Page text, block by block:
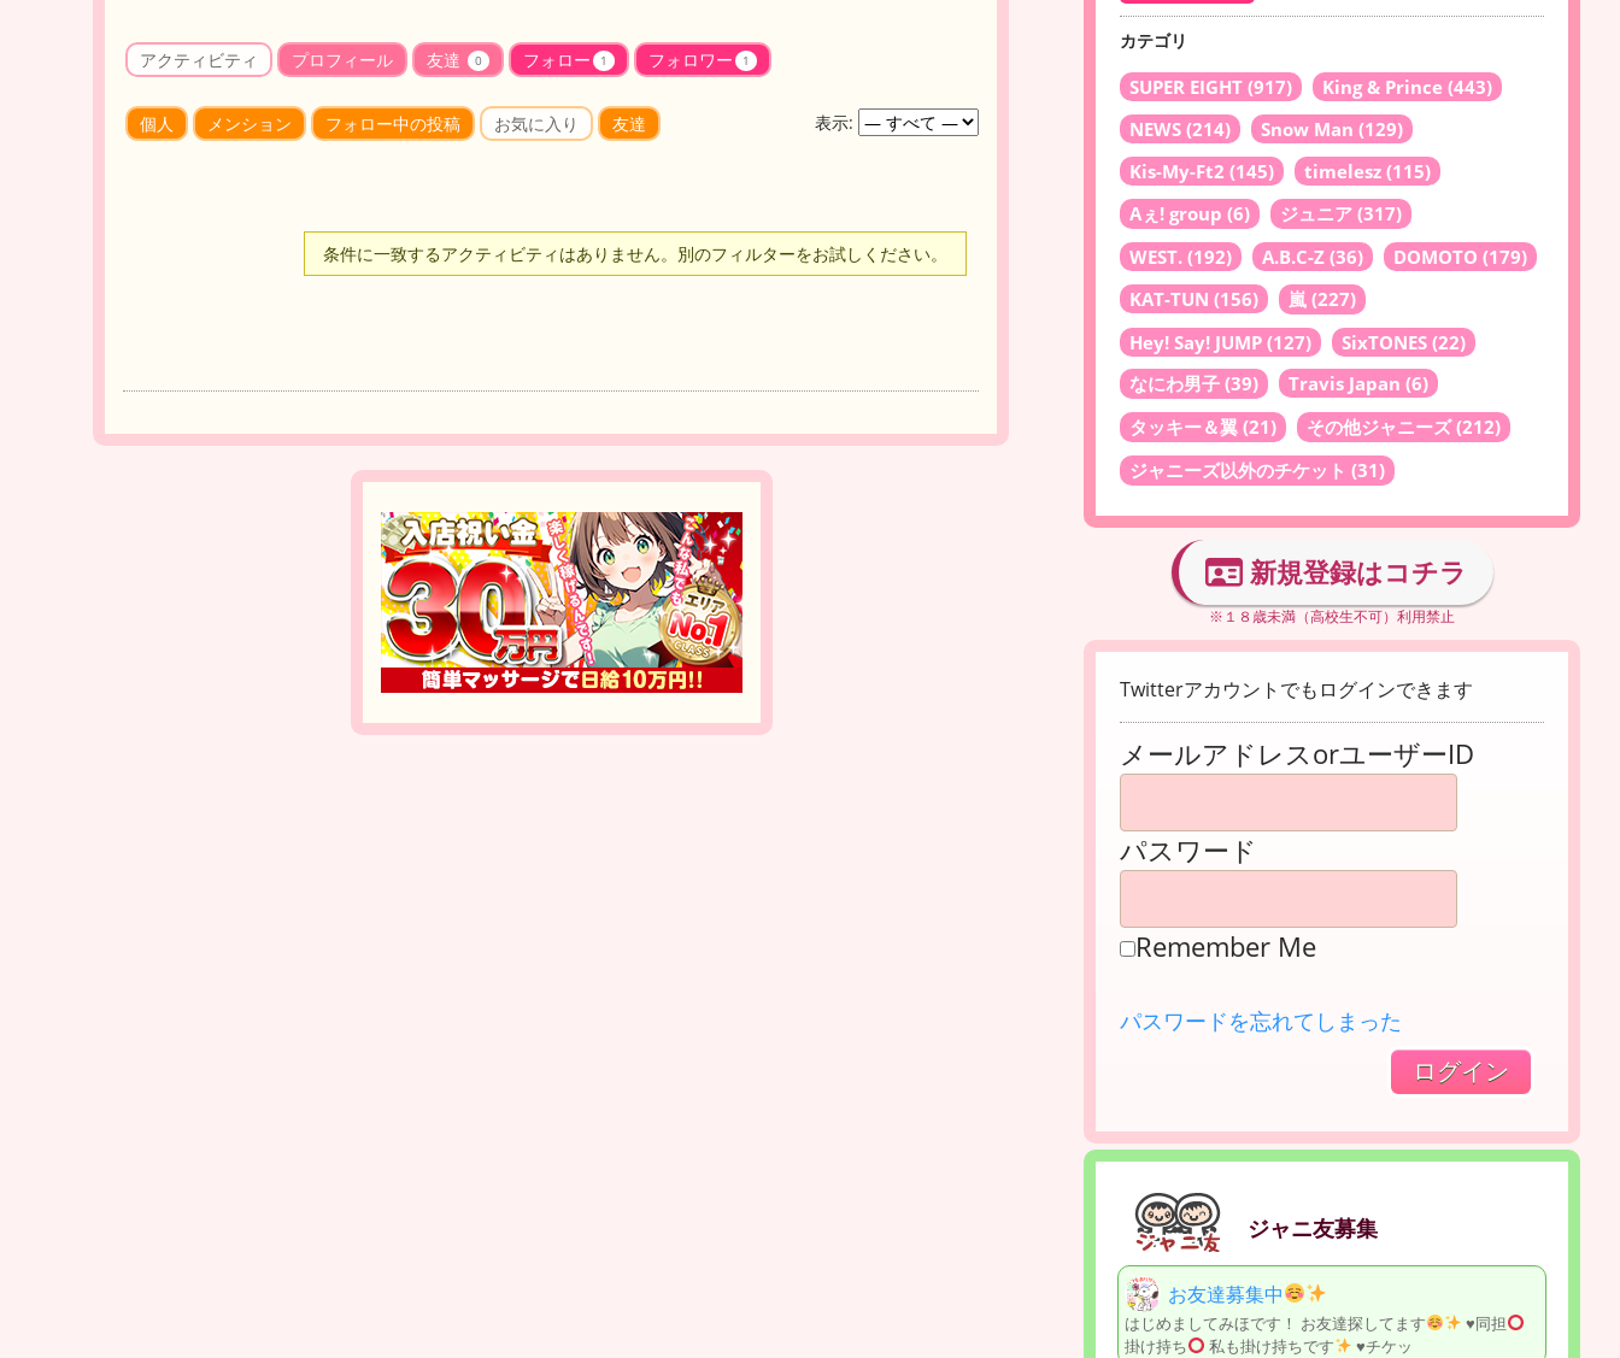
アクティビティ プロフィール 友達 0 フォロー 1 フォロワー 1
個人 メンション フォロー中の投稿 お気に入り 友達 表示:
条件に一致するアクティビティはありません。別のフィルターをお試しください。
カテゴリ
SUPER EIGHT (917) King & Prince (443)
NEWS (214) Snow Man (129)
Kis-My-Ft2 (145) timelesz (115)
Aぇ! group (6) ジュニア (317)
WEST. (192) A.B.C-Z (36) DOMOTO (179)
KAT-TUN (156) 嵐 (227)
Hey! Say! JUMP (127) SixTONES (22)
なにわ男子 (39) Travis Japan (6)
タッキー＆翼 (21) その他ジャニーズ(212)
ジャニーズ以外のチケット (31)
新規登録はコチラ
※１８歳未満（高校生不可）利用禁止
Twitterアカウントでもログインできます
メールアドレスorユーザーID
パスワード
Remember Me
パスワードを忘れてしまった
ジャニ友募集
お友達募集中
はじめましてみほです！ お友達探してます ♥️同担
掛け持ち
私も掛け持ちです ♥️チケッ